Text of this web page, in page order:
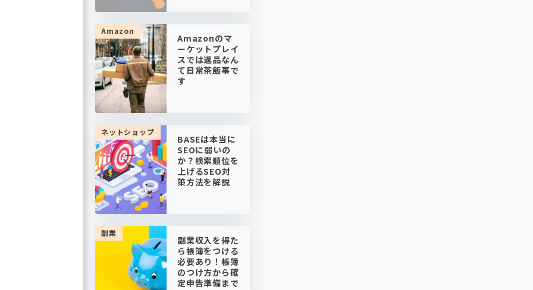
Amazon
Amazonのマ
ーケットプレイ
スでは返品なん
て日常茶飯事で
す
ネットショップ
BASEは本当に
SEOに弱いの
か？検索順位を
上げるSEO対
策方法を解説
副業
副業収入を得た
ら帳簿をつける
必要あり！帳簿
のつけ方から確
定申告準備まで